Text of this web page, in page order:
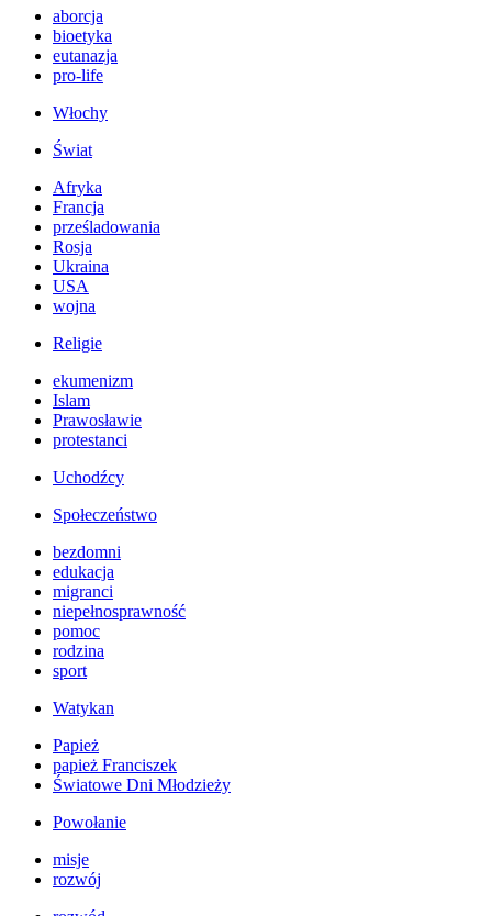
aborcja
bioetyka
eutanazja
pro-life
Włochy
Świat
Afryka
Francja
prześladowania
Rosja
Ukraina
USA
wojna
Religie
ekumenizm
Islam
Prawosławie
protestanci
Uchodźcy
Społeczeństwo
bezdomni
edukacja
migranci
niepełnosprawność
pomoc
rodzina
sport
Watykan
Papież
papież Franciszek
Światowe Dni Młodzieży
Powołanie
misje
rozwój